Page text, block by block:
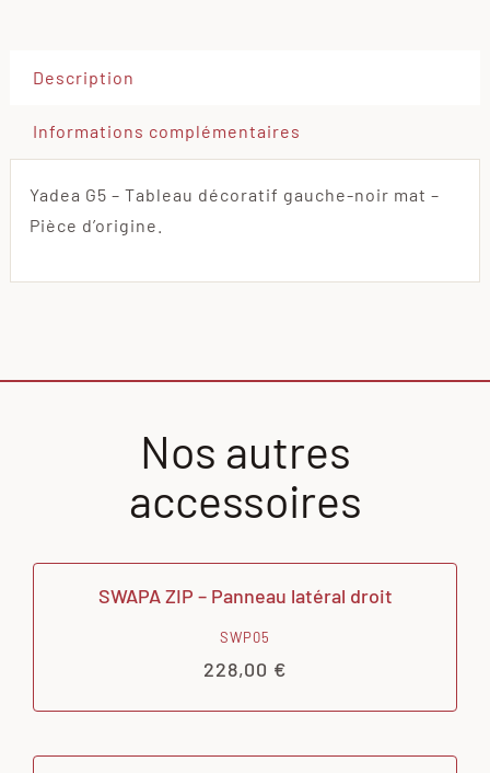
Description
Informations complémentaires
Yadea G5 – Tableau décoratif gauche-noir mat –
Pièce d’origine.
Nos autres
accessoires
SWAPA ZIP – Panneau latéral droit
SWP05
228,00 €